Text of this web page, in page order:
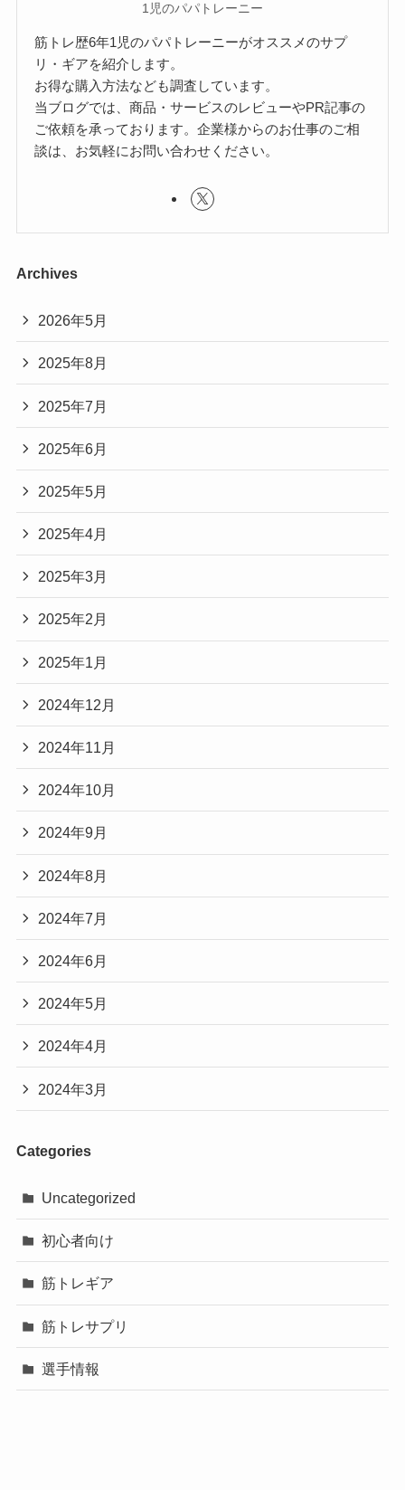
1児のパパトレーニー
筋トレ歴6年1児のパパトレーニーがオススメのサプ
リ・ギアを紹介します。
お得な購入方法なども調査しています。
当ブログでは、商品・サービスのレビューやPR記事の
ご依頼を承っております。企業様からのお仕事のご相
談は、お気軽にお問い合わせください。
Archives
2026年5月
2025年8月
2025年7月
2025年6月
2025年5月
2025年4月
2025年3月
2025年2月
2025年1月
2024年12月
2024年11月
2024年10月
2024年9月
2024年8月
2024年7月
2024年6月
2024年5月
2024年4月
2024年3月
Categories
Uncategorized
初心者向け
筋トレギア
筋トレサプリ
選手情報